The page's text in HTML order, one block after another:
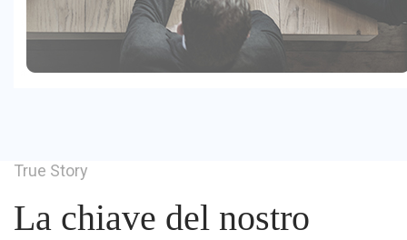
True Story
La chiave del nostro